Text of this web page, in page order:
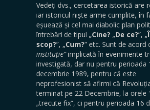
Vedeți dvs., cercetarea istorică are
iar istoricul niște arme cumplite, în
eșuează și cel mai diabolic plan
întrebări de tipul „Cine? „De ce?”, „
scop?”, „Cum?” etc. Sunt de acord
instituție”implicată în evenimente
investigată, dar nu pentru perioada
decembrie 1989, pentru că este
neprofesionist să afirmi că
terminat pe 22 Decembrie, la orele
„trecute fix”, ci pentru perioada 16